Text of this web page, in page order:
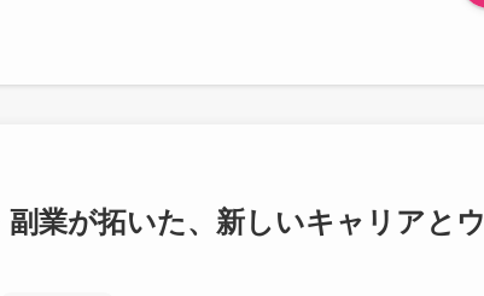
業が拓いた、新しいキャリアとウ